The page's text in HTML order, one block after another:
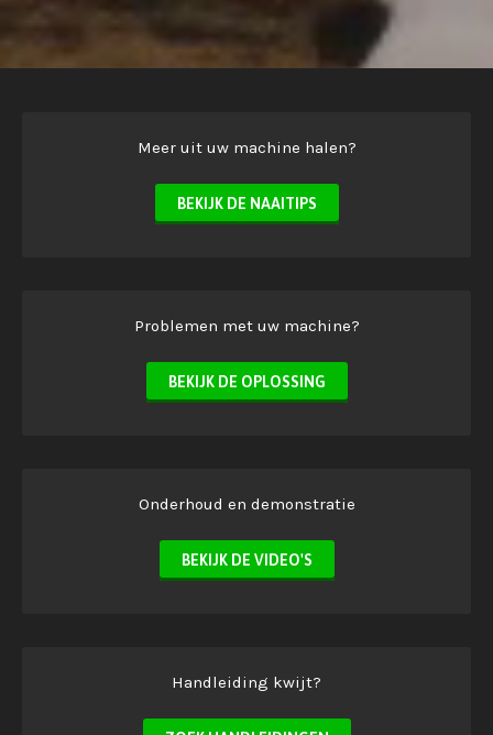
Meer uit uw machine halen?
BEKIJK DE NAAITIPS
Problemen met uw machine?
BEKIJK DE OPLOSSING
Onderhoud en demonstratie
BEKIJK DE VIDEO'S
Handleiding kwijt?